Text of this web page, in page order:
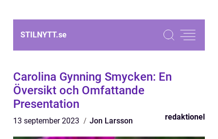
STILNYTT.se
Carolina Gynning Smycken: En
Översikt och Omfattande
Presentation
13 september 2023 Jon Larsson redaktionel